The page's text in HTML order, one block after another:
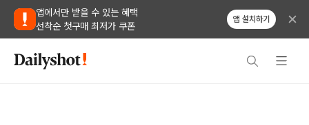
앱에서만 받을 수 있는 혜택
선착순 첫구매 최저가 쿠폰
앱 설치하기